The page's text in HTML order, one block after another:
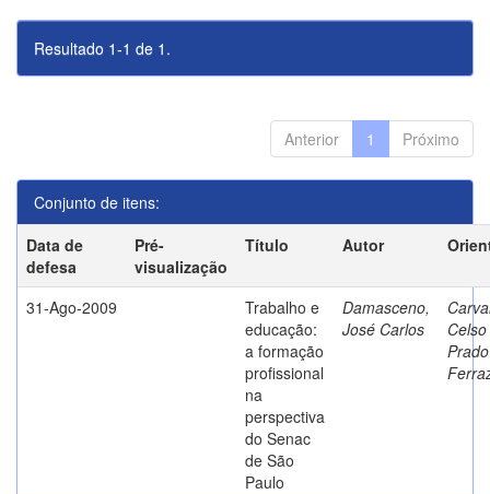
Resultado 1-1 de 1.
Anterior 1 Próximo
Conjunto de itens:
Data de
defesa
Pré-
visualização
Título Autor
31-Ago-2009
Trabalho e
educação:
a formação
profissional
na
perspectiva
do Senac
de São
Paulo
Damasceno,
José Carlos
Prado